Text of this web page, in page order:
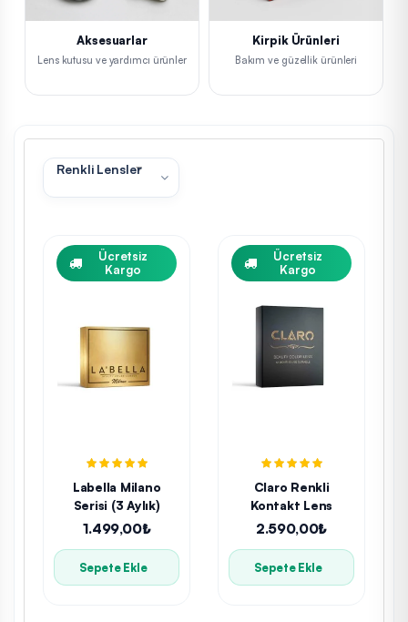
Aksesuarlar
Lens kutusu ve yardımcı ürünler
Kirpik Ürünleri
Bakım ve güzellik ürünleri
Renkli Lensler
Ücretsiz
Kargo
Labella Milano
Serisi (3 Aylık)
1.499,00₺
Sepete Ekle
Ücretsiz
Kargo
Claro Renkli
Kontakt Lens
2.590,00₺
Sepete Ekle